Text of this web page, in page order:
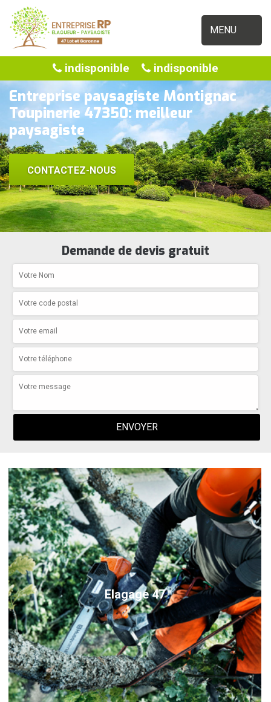
MENU
indisponible indisponible
Entreprise paysagiste Montignac
Toupinerie 47350: meilleur
paysagiste
CONTACTEZ-NOUS
Demande de devis gratuit
Elagage 47